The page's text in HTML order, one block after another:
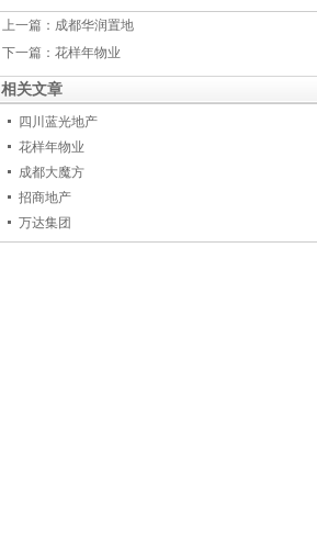
上一篇： 成都华润置地
下一篇： 花样年物业
相关文章
四川蓝光地产
花样年物业
成都大魔方
招商地产
万达集团